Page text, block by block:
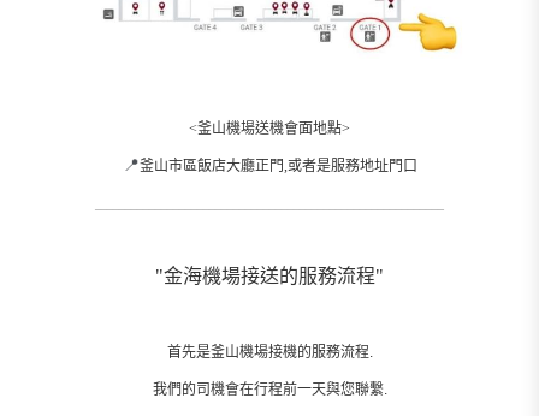
<釜山機場送機會面地點>
📍釜山市區飯店大廳正門,或者是服務地址門口
"金海機場接送的服務流程"
首先是釜山機場接機的服務流程.
我們的司機會在行程前一天與您聯繫.